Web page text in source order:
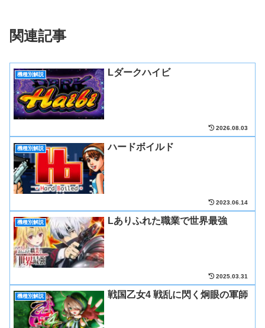
関連記事
機種別解説 Lダークハイビ
2026.08.03
機種別解説 ハードボイルド
2023.06.14
機種別解説 Lありふれた職業で世界最強
2025.03.31
機種別解説 戦国乙女4 戦乱に閃く炯眼の軍師